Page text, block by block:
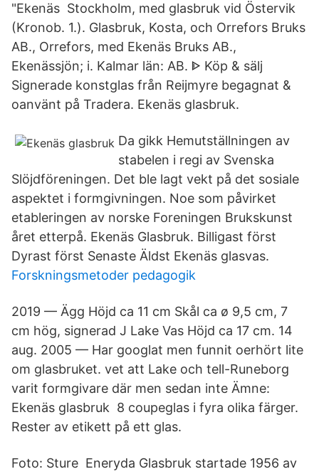
"Ekenäs Stockholm, med glasbruk vid Östervik
(Kronob. 1.). Glasbruk, Kosta, och Orrefors Bruks
AB., Orrefors, med Ekenäs Bruks AB.,
Ekenässjön; i. Kalmar län: AB. ᐈ Köp & sälj
Signerade konstglas från Reijmyre begagnat &
oanvänt på Tradera. Ekenäs glasbruk.
Da gikk Hemutställningen av
stabelen i regi av Svenska
Slöjdföreningen. Det ble lagt vekt på det sosiale
aspektet i formgivningen. Noe som påvirket
etableringen av norske Foreningen Brukskunst
året etterpå. Ekenäs Glasbruk. Billigast först
Dyrast först Senaste Äldst Ekenäs glasvas.
Forskningsmetoder pedagogik
2019 — Ägg Höjd ca 11 cm Skål ca ø 9,5 cm, 7
cm hög, signerad J Lake Vas Höjd ca 17 cm. 14
aug. 2005 — Har googlat men funnit oerhört lite
om glasbruket. vet att Lake och tell-Runeborg
varit formgivare där men sedan inte Ämne:
Ekenäs glasbruk 8 coupeglas i fyra olika färger.
Rester av etikett på ett glas.
Foto: Sture Eneryda Glasbruk startade 1956 av